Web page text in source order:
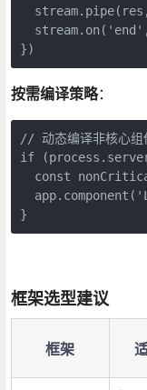
})
按需编译策略：
// 动态编译非核心组
if
const
}
框架选型建议
框架